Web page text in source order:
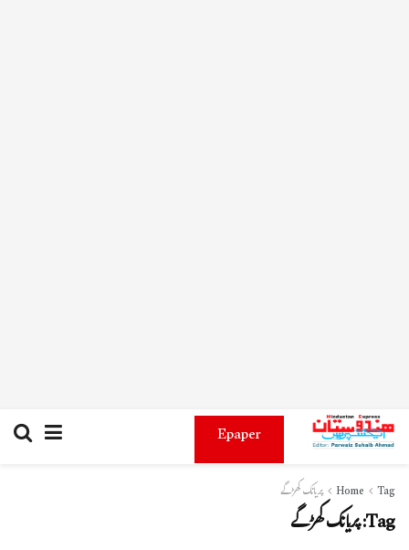
Epaper
Home Tag پریانک کھڑگے
Tag:پریانک کھڑگے